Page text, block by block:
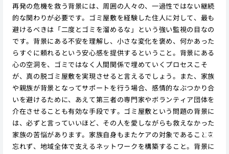
再発の危機を救う背景には、周囲の人々の、一過性ではない継続
的な関わりが必要です。ゴミ屋敷を経験した住人に対して、最も
避けるべきは「二度とゴミを溜めるな」という強い監視の目なの
です。背景にある不安を理解し、小さな変化を褒め、何かあった
らすぐに頼れるという安心感を提供するということ。背景にある
心の空洞を、ゴミではなく人間関係で埋めていくプロセスこそ
が、真の脱ゴミ屋敷を実現させると言えるでしょう。また、家族
や親族が背景となってサポートを行う場合、感情的なぶつかり合
いを避けるために、あえて第三者の専門家やボランティア団体を
介在させることも有効な手段です。ゴミ屋敷という問題の背景に
は、必ずと言っていいほど、その人を愛しながらも救えなかった
家族の苦悩があります。家族自身もまたケアの対象であることを
忘れず、地域全体で支えるネットワークを構築すること。背景に